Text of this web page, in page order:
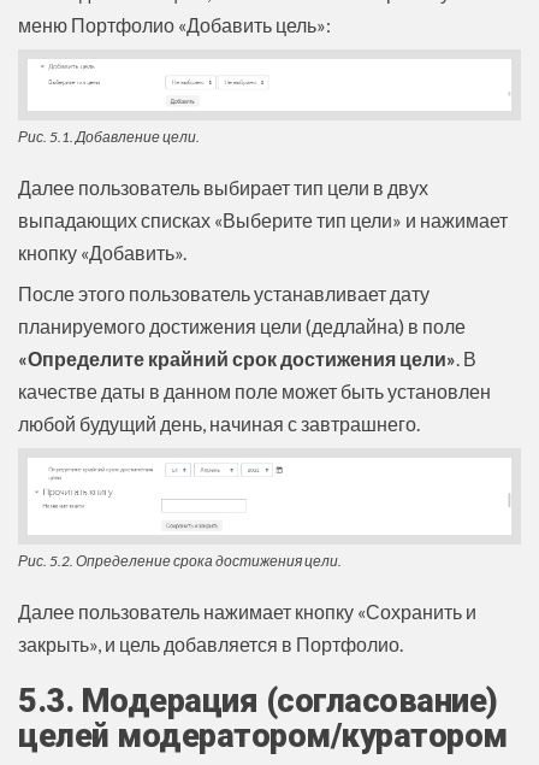
меню Портфолио «Добавить цель»:
Рис. 5.1. Добавление цели.
Далее пользователь выбирает тип цели в двух
выпадающих списках «Выберите тип цели» и нажимает
кнопку «Добавить».
После этого пользователь устанавливает дату
планируемого достижения цели (дедлайна) в поле
«Определите крайний срок достижения цели». В
качестве даты в данном поле может быть установлен
любой будущий день, начиная с завтрашнего.
Рис. 5.2. Определение срока достижения цели.
Далее пользователь нажимает кнопку «Сохранить и
закрыть», и цель добавляется в Портфолио.
5.3. Модерация (согласование)
целей модератором/куратором